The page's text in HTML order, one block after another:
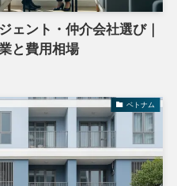
ェント・仲介会社選び｜
と費用相場
ベトナム